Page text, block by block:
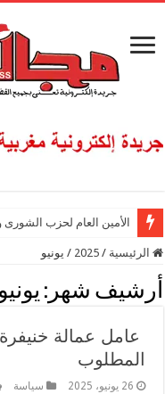
الأمين العام لحزب
الرئيسية /
2025
/ يونيو
أرشيف شهر: يونيو
عامل عمالة خنيفرة
المطلوب
26 يونيو، 2025 سياسة